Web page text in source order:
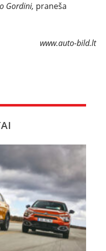
Gordini, praneša
www.auto-bild.lt